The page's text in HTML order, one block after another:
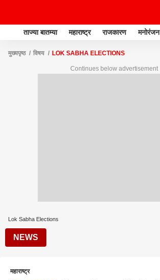
ताज्या बातम्या महाराष्ट्र राजकारण मनोरंजन
मुख्यपृष्ठ विषय LOK SABHA ELECTIONS
Continues below advertisement
Lok Sabha Elections
NEWS
महाराष्ट्र